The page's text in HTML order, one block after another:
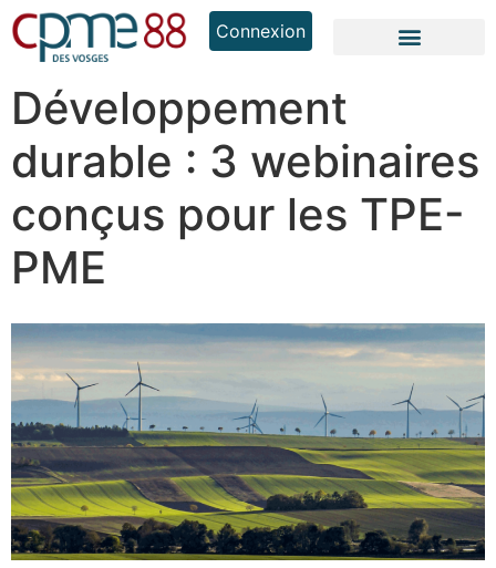
Connexion
Développement
durable : 3 webinaires
conçus pour les TPE-
PME